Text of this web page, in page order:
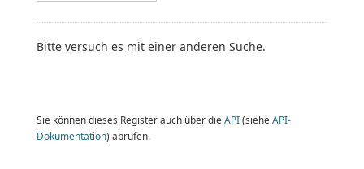
Bitte versuch es mit einer anderen Suche.
Sie können dieses Register auch über die API(siehe API-
Dokumentation) abrufen.